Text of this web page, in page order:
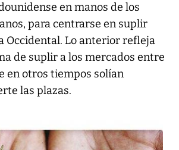
en manos de los
para centrarse en suplir
Occidental. Lo anterior refleja
de suplir a los mercados entre
en otros tiempos solían
las plazas.